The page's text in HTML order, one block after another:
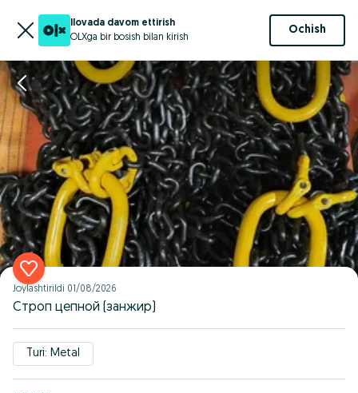
Ilovada davom ettirish
OLXga bir bosish bilan kirish
Ochish
Joylashtirildi 01/08/2026
Строп цепной (занжир)
Turi: Metal